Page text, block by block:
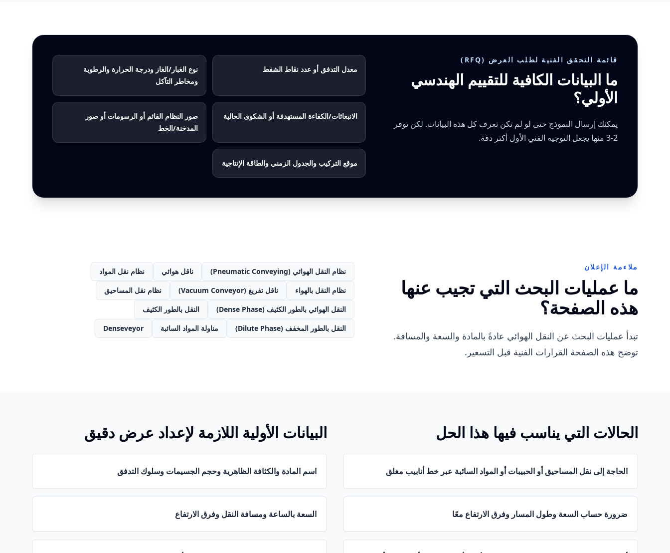
قائمة التحقق الفنية لطلب العرض (RFQ)
ما البيانات الكافية للتقييم الهندسي
الأولي؟
يمكنك إرسال النموذج حتى لو لم تكن تعرف كل هذه البيانات. لكن توفر
2-3 منها يجعل التوجيه الفني الأول أكثر دقة.
معدل التدفق أو عدد نقاط الشفط
نوع الغبار/الغاز ودرجة الحرارة والرطوبة
ومخاطر التآكل
الانبعاثات/الكفاءة المستهدفة أو الشكوى الحالية
صور النظام القائم أو الرسومات أو صور
المدخنة/الخط
موقع التركيب والجدول الزمني والطاقة الإنتاجية
ملاءمة الإعلان
ما عمليات البحث التي تجيب عنها
هذه الصفحة؟
تبدأ عمليات البحث عن النقل الهوائي عادةً بالمادة والسعة والمسافة.
توضح هذه الصفحة القرارات الفنية قبل التسعير.
نظام النقل الهوائي (Pneumatic Conveying) ناقل هوائي
نظام نقل المواد
نظام النقل بالهواء
ناقل تفريغ (Vacuum Conveyor)
نظام نقل المساحيق
النقل الهوائي بالطور الكثيف (Dense Phase)
النقل بالطور الكثيف
النقل بالطور المخفف (Dilute Phase)
مناولة المواد السائبة Denseveyor
الحالات التي يناسب فيها هذا الحل
الحاجة إلى نقل المساحيق أو الحبيبات أو المواد السائبة عبر خط أنابيب مغلق
ضرورة حساب السعة وطول المسار وفرق الارتفاع معًا
البيانات الأولية اللازمة لإعداد عرض دقيق
اسم المادة والكثافة الظاهرية وحجم الجسيمات وسلوك التدفق
السعة بالساعة ومسافة النقل وفرق الارتفاع